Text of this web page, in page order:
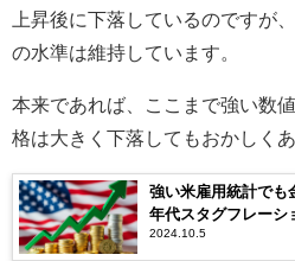
上昇後に下落しているのですが
の水準は維持しています。
本来であれば、ここまで強い数
格は大きく下落してもおかしく
強い米雇用統計でも
年代スタグフレーシ
2024.10.5